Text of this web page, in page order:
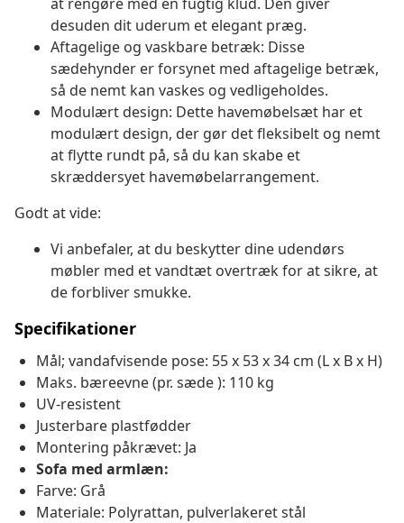
desuden dit uderum et elegant præg.
Aftagelige og vaskbare betræk: Disse
sædehynder er forsynet med aftagelige betræk,
så de nemt kan vaskes og vedligeholdes.
Modulært design: Dette havemøbelsæt har et
modulært design, der gør det fleksibelt og nemt
at flytte rundt på, så du kan skabe et
skræddersyet havemøbelarrangement.
Godt at vide:
Vi anbefaler, at du beskytter dine udendørs
møbler med et vandtæt overtræk for at sikre, at
de forbliver smukke.
Specifikationer
Mål; vandafvisende pose: 55 x 53 x 34 cm (L x B x H)
Maks. bæreevne (pr. sæde ): 110 kg
UV-resistent
Justerbare plastfødder
Montering påkrævet: Ja
Sofa med armlæn:
Farve: Grå
Materiale: Polyrattan, pulverlakeret stål